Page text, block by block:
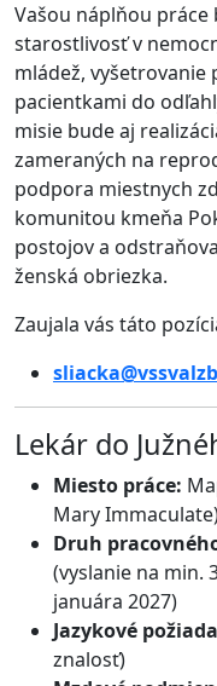
Vašou náplňou
starostlivosť v
mládež, vyšetrovanie
pacientkami do
misie bude aj
zameraných na
podpora miestnych
komunitou kmeňa
postojov a
ženská obriezka.
Zaujala vás táto
Lekár do
Miesto práce:
Mary
Druh
(vyslanie na min.
januára 2027)
Jazykové
znalosť)